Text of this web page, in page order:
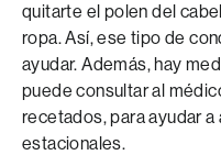
quitarte el polen del
ropa. Así, ese tipo de
ayudar. Además, hay
puede consultar al
recetados, para ayudar
estacionales.